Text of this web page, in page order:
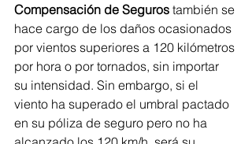
Compensación de Seguros también se
hace cargo de los daños ocasionados
por vientos superiores a 120 kilómetros
por hora o por tornados, sin importar
su intensidad. Sin embargo, si el
viento ha superado el umbral pactado
en su póliza de seguro pero no ha